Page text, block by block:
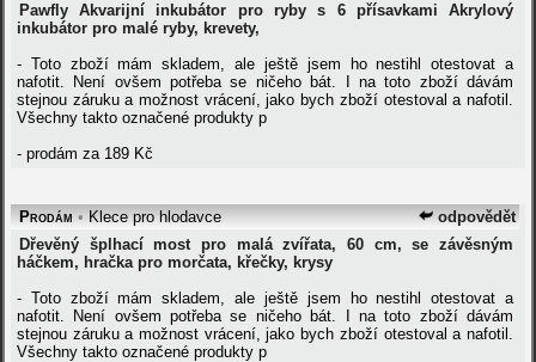
Pawfly Akvarijní inkubátor pro ryby s 6 přísavkami Akrylový
inkubátor pro malé ryby, krevety,
- Toto zboží mám skladem, ale ještě jsem ho nestihl otestovat a
nafotit. Není ovšem potřeba se ničeho bát. I na toto zboží dávám
stejnou záruku a možnost vrácení, jako bych zboží otestoval a nafotil.
Všechny takto označené produkty p
- prodám za 189 Kč
odpovědět
Prodám •Klece pro hlodavce
Dřevěný šplhací most pro malá zvířata, 60 cm, se závěsným
háčkem, hračka pro morčata, křečky, krysy
- Toto zboží mám skladem, ale ještě jsem ho nestihl otestovat a
nafotit. Není ovšem potřeba se ničeho bát. I na toto zboží dávám
stejnou záruku a možnost vrácení, jako bych zboží otestoval a nafotil.
Všechny takto označené produkty p